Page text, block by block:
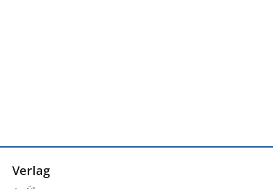
Verlag